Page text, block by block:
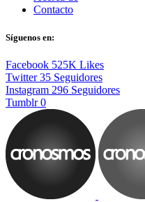
Contacto
Síguenos en:
Facebook 525K Likes
Twitter 35 Seguidores
Instagram 296 Seguidores
Tumblr 0